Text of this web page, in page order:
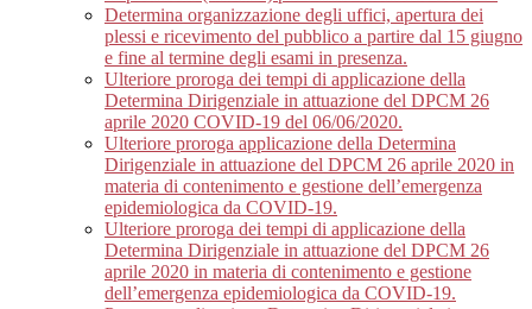
Determina organizzazione degli uffici, apertura dei
plessi e ricevimento del pubblico a partire dal 15 giugno
e fine al termine degli esami in presenza.
Ulteriore proroga dei tempi di applicazione della
Determina Dirigenziale in attuazione del DPCM 26
aprile 2020 COVID-19 del 06/06/2020.
Ulteriore proroga applicazione della Determina
Dirigenziale in attuazione del DPCM 26 aprile 2020 in
materia di contenimento e gestione dell’emergenza
epidemiologica da COVID-19.
Ulteriore proroga dei tempi di applicazione della
Determina Dirigenziale in attuazione del DPCM 26
aprile 2020 in materia di contenimento e gestione
dell’emergenza epidemiologica da COVID-19.